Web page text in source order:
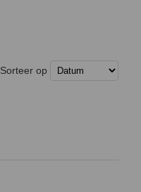
Sorteer op